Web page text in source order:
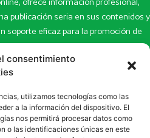
consentimiento
utilizamos tecnologías como las
a la información del dispositivo. El
nos permitirá procesar datos como
o las identificaciones únicas en este
publicación seria en sus contenidos y
soporte eficaz para la promoción de
Artículos
Escaparate
Enlaces de interés